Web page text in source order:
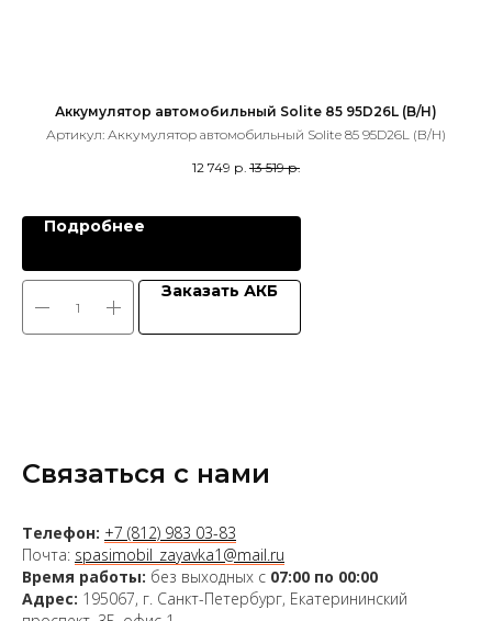
Аккумулятор автомобильный Solite 85 95D26L (B/H)
Артикул: Аккумулятор автомобильный Solite 85 95D26L (B/H)
12 749 р. 13 519 р.
Подробнее
Заказать АКБ
Связаться с нами
Телефон: +7 (812) 983 03-83
Почта: spasimobil_zayavka1@mail.ru
Время работы: без выходных с 07:00 по 00:00
Адрес: 195067, г. Санкт-Петербург, Екатерининский